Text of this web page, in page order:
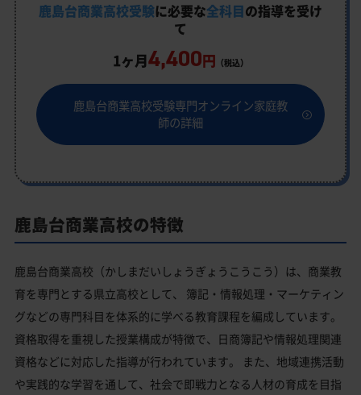
鹿島台商業高校受験に必要な全科目の指導を受け
て
1ヶ月4,400円 （税込）
鹿島台商業高校受験専門オンライン家庭教
師の詳細
鹿島台商業高校の特徴
鹿島台商業高校（かしまだいしょうぎょうこうこう）は、商業教
育を専門とする県立高校として、 簿記・情報処理・マーケティン
グなどの専門科目を体系的に学べる教育課程を編成しています。
資格取得を重視した授業構成が特徴で、日商簿記や情報処理関連
資格などに対応した指導が行われています。 また、地域連携活動
や実践的な学習を通して、社会で即戦力となる人材の育成を目指